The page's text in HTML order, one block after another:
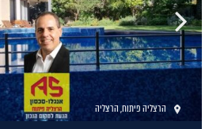
הרצליה פיתוח,הרצליה